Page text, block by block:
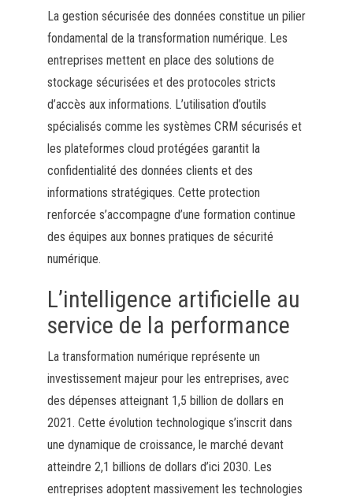
La gestion sécurisée des données constitue un pilier
fondamental de la transformation numérique. Les
entreprises mettent en place des solutions de
stockage sécurisées et des protocoles stricts
d’accès aux informations. L’utilisation d’outils
spécialisés comme les systèmes CRM sécurisés et
les plateformes cloud protégées garantit la
confidentialité des données clients et des
informations stratégiques. Cette protection
renforcée s’accompagne d’une formation continue
des équipes aux bonnes pratiques de sécurité
numérique.
L’intelligence artificielle au
service de la performance
La transformation numérique représente un
investissement majeur pour les entreprises, avec
des dépenses atteignant 1,5 billion de dollars en
2021. Cette évolution technologique s’inscrit dans
une dynamique de croissance, le marché devant
atteindre 2,1 billions de dollars d’ici 2030. Les
entreprises adoptent massivement les technologies